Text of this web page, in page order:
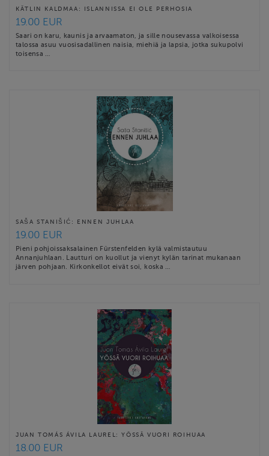
KÄTLIN KALDMAA: ISLANNISSA EI OLE PERHOSIA
19.00 EUR
Saari on karu, kaunis ja arvaamaton, ja sille nousevassa valkoisessa
talossa asuu vuosisadallinen naisia, miehiä ja lapsia, jotka sukupolvi
toisensa …
SAŠA STANIŠIĆ: ENNEN JUHLAA
19.00 EUR
Pieni pohjoissaksalainen Fürstenfelden kylä valmistautuu
Annanjuhlaan. Lautturi on kuollut ja vienyt kylän tarinat mukanaan
järven pohjaan. Kirkonkellot eivät soi, koska …
JUAN TOMÁS ÁVILA LAUREL: YÖSSÄ VUORI ROIHUAA
18.00 EUR